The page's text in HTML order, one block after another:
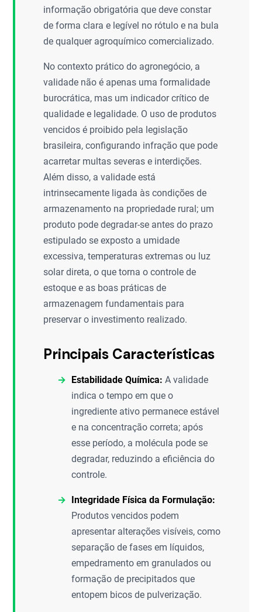
informação obrigatória que deve constar
de forma clara e legível no rótulo e na bula
de qualquer agroquímico comercializado.
No contexto prático do agronegócio, a
validade não é apenas uma formalidade
burocrática, mas um indicador crítico de
qualidade e legalidade. O uso de produtos
vencidos é proibido pela legislação
brasileira, configurando infração que pode
acarretar multas severas e interdições.
Além disso, a validade está
intrinsecamente ligada às condições de
armazenamento na propriedade rural; um
produto pode degradar-se antes do prazo
estipulado se exposto a umidade
excessiva, temperaturas extremas ou luz
solar direta, o que torna o controle de
estoque e as boas práticas de
armazenagem fundamentais para
preservar o investimento realizado.
Principais Características
Estabilidade Química: A validade
indica o tempo em que o
ingrediente ativo permanece estável
e na concentração correta; após
esse período, a molécula pode se
degradar, reduzindo a eficiência do
controle.
Integridade Física da Formulação:
Produtos vencidos podem
apresentar alterações visíveis, como
separação de fases em líquidos,
empedramento em granulados ou
formação de precipitados que
entopem bicos de pulverização.